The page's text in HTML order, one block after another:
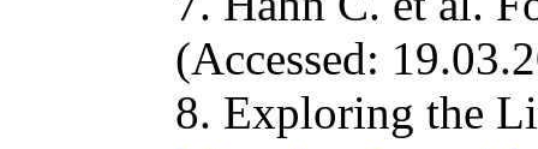
(Accessed:
8. Exploring the